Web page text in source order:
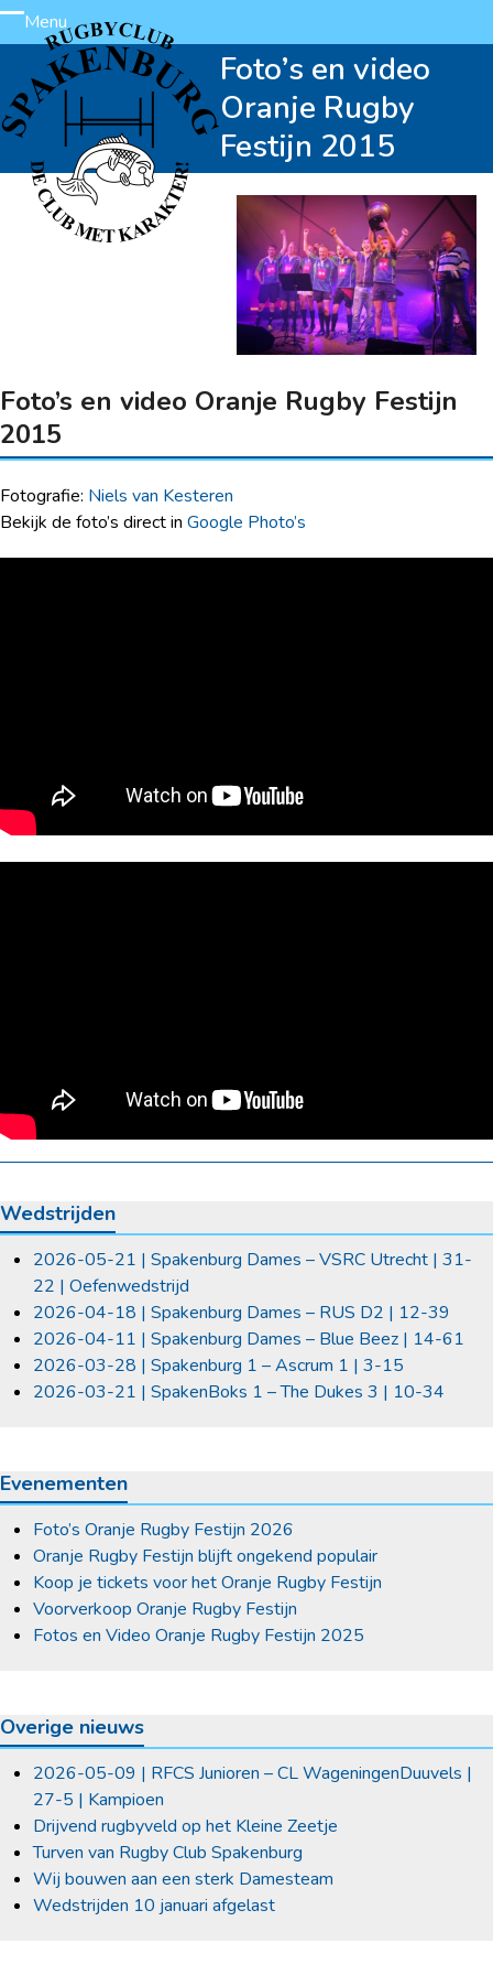
Skip
to
content
Menu
Open
mobile
menu
Close
mobile
menu
Foto’s en video
Oranje Rugby
Festijn 2015
Foto’s en video Oranje Rugby Festijn
2015
Fotografie: Niels van Kesteren
Bekijk de foto’s direct in Google Photo’s
Wedstrijden
2026-05-21 | Spakenburg Dames – VSRC Utrecht | 31-
22 | Oefenwedstrijd
2026-04-18 | Spakenburg Dames – RUS D2 | 12-39
2026-04-11 | Spakenburg Dames – Blue Beez | 14-61
2026-03-28 | Spakenburg 1 – Ascrum 1 | 3-15
2026-03-21 | SpakenBoks 1 – The Dukes 3 | 10-34
Evenementen
Foto’s Oranje Rugby Festijn 2026
Oranje Rugby Festijn blijft ongekend populair
Koop je tickets voor het Oranje Rugby Festijn
Voorverkoop Oranje Rugby Festijn
Fotos en Video Oranje Rugby Festijn 2025
Overige nieuws
2026-05-09 | RFCS Junioren – CL WageningenDuuvels |
27-5 | Kampioen
Drijvend rugbyveld op het Kleine Zeetje
Turven van Rugby Club Spakenburg
Wij bouwen aan een sterk Damesteam
Wedstrijden 10 januari afgelast